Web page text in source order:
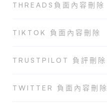
THREADS負面內容刪除
TIKTOK 負面內容刪除
TRUSTPILOT 負評刪除
TWITTER 負面內容刪除